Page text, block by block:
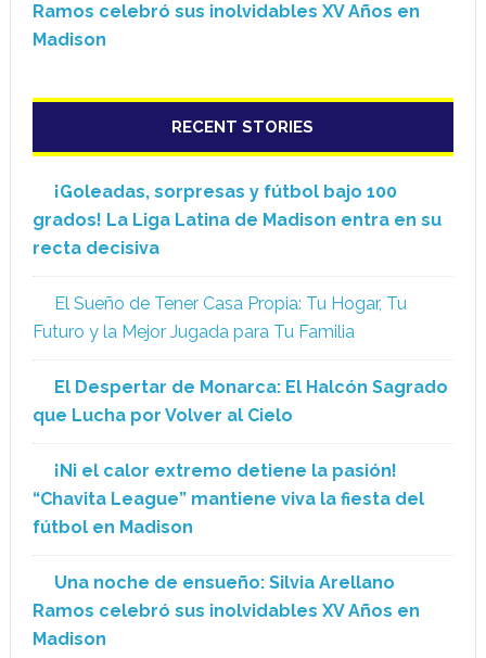
Ramos celebró sus inolvidables XV Años en
Madison
RECENT STORIES
¡Goleadas, sorpresas y fútbol bajo 100
grados! La Liga Latina de Madison entra en su
recta decisiva
El Sueño de Tener Casa Propia: Tu Hogar, Tu
Futuro y la Mejor Jugada para Tu Familia
El Despertar de Monarca: El Halcón Sagrado
que Lucha por Volver al Cielo
¡Ni el calor extremo detiene la pasión!
“Chavita League” mantiene viva la fiesta del
fútbol en Madison
Una noche de ensueño: Silvia Arellano
Ramos celebró sus inolvidables XV Años en
Madison